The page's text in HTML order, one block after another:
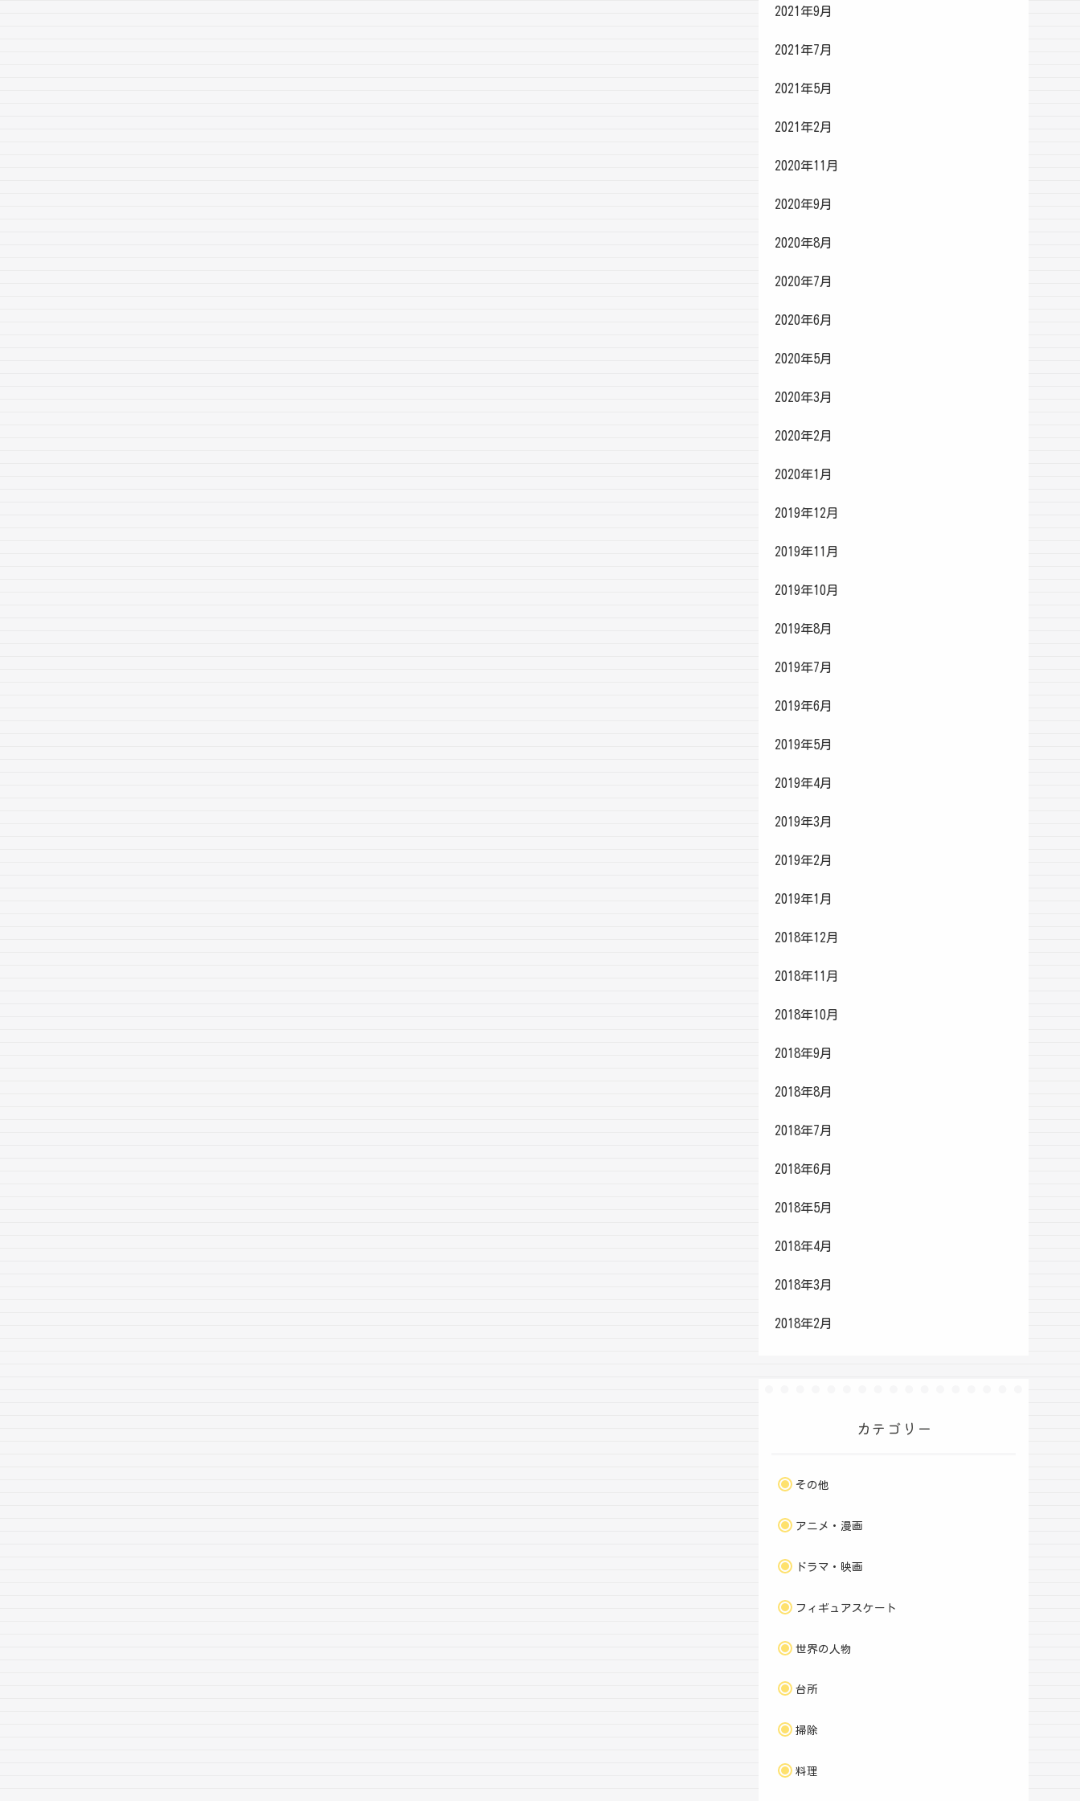
2021年9月
2021年7月
2021年5月
2021年2月
2020年11月
2020年9月
2020年8月
2020年7月
2020年6月
2020年5月
2020年3月
2020年2月
2020年1月
2019年12月
2019年11月
2019年10月
2019年8月
2019年7月
2019年6月
2019年5月
2019年4月
2019年3月
2019年2月
2019年1月
2018年12月
2018年11月
2018年10月
2018年9月
2018年8月
2018年7月
2018年6月
2018年5月
2018年4月
2018年3月
2018年2月
カテゴリー
その他
アニメ・漫画
ドラマ・映画
フィギュアスケート
世界の人物
台所
掃除
料理